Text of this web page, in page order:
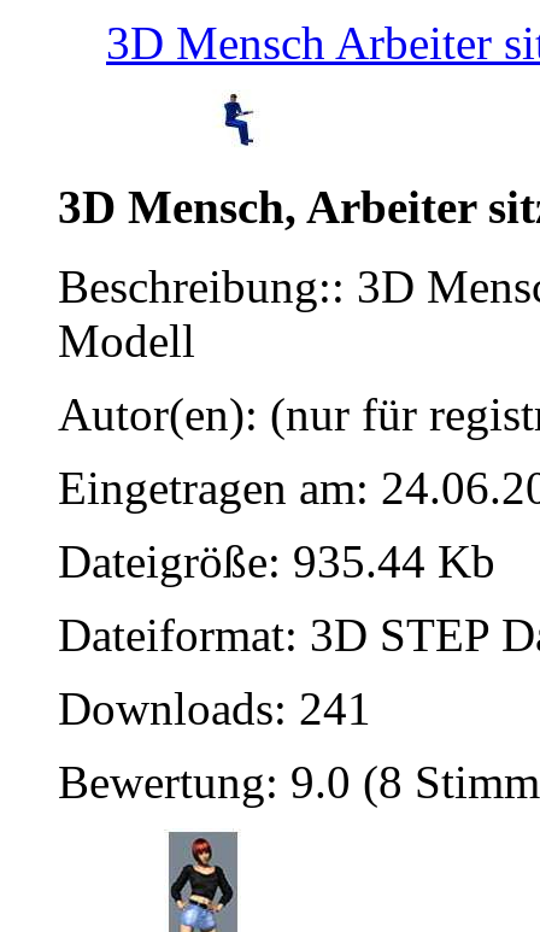
3D Mensch Arbeiter
3D Mensch, Arbeiter
Beschreibung:: 3D
Modell
Autor(en): (nur für
Eingetragen am:
Dateigröße: 935.44 Kb
Dateiformat: 3D STEP
Downloads: 241
Bewertung: 9.0 (8